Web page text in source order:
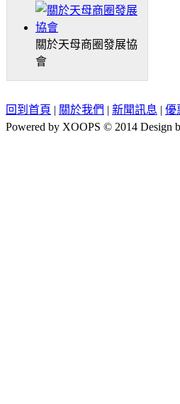
關於天母商圈發展協
會
回到首頁 | 關於我們 | 新聞訊息 | 優
Powered by XOOPS © 2014 Design